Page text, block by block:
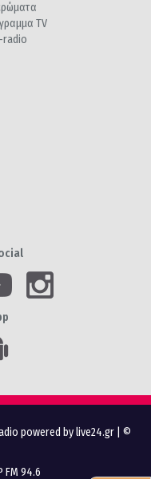
TV
radio
powered by live24.gr | ©
FM 94.6